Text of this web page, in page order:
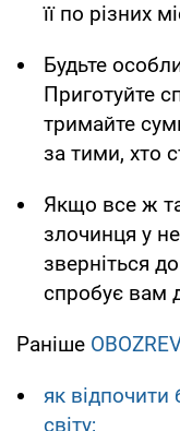
її по різних
Будьте
Приготуйте
тримайте
за тими, хто
Якщо все ж
злочинця у
зверніться
спробує вам
Раніше
як відпочити
світу;